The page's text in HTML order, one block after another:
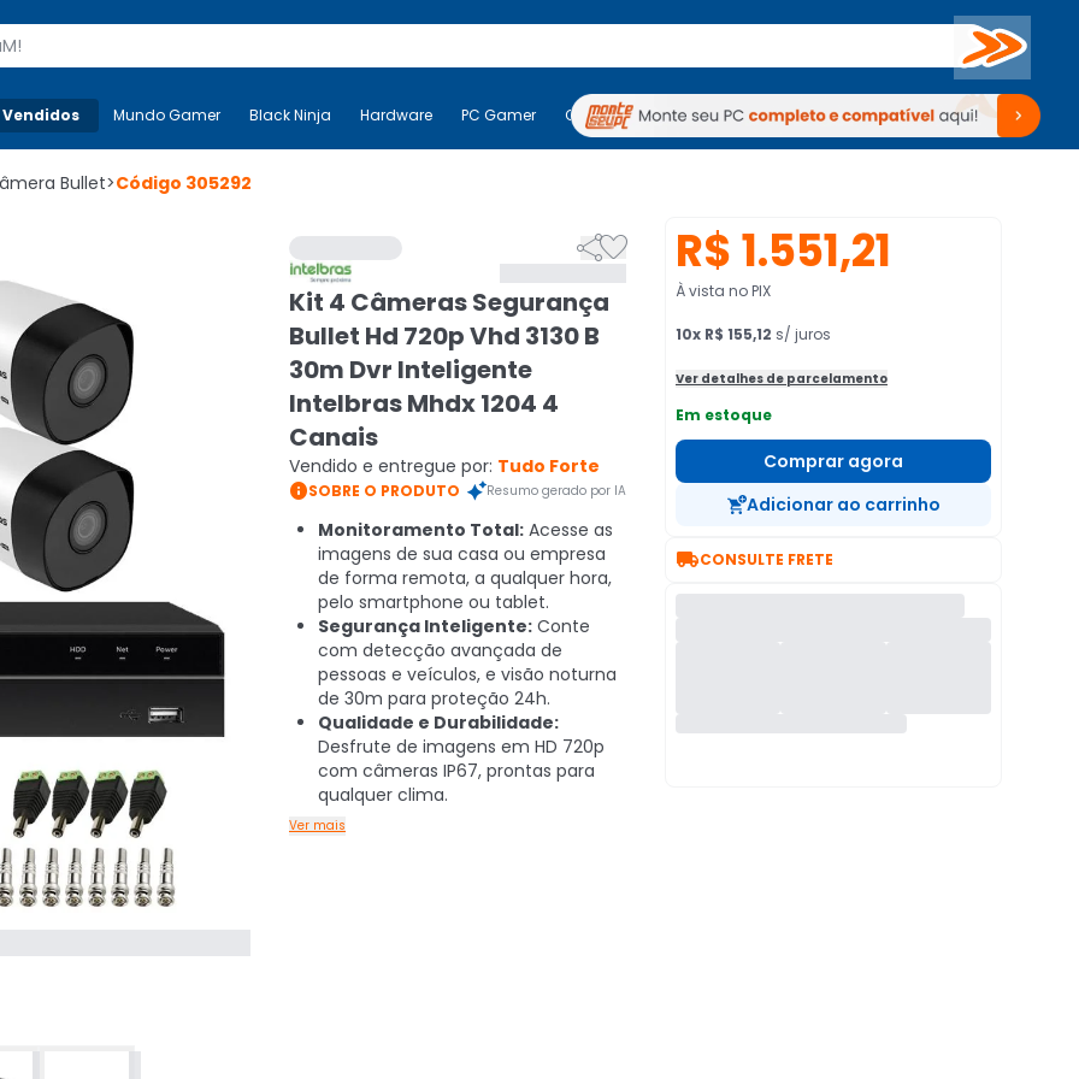
Buscar
Mais-v- Mundo Gamer Black Ninja Hardware PC Gamer Computadores Periféricos TV Venda no KaBuM!
Mundo Gamer Black Ninja Hardware PC Gamer Computadores Periféricos TV Venda no KaBuM!
Bullet>Código 305292

Kit 4 Câmeras Segurança
Bullet Hd 720p Vhd 3130 B
30m Dvr Inteligente
Intelbras Mhdx 1204 4
Canais
Vendido e entregue por: Tudo Forte
SOBRE O PRODUTO Resumo gerado por IA
Monitoramento Total: Acesse as
imagens de sua casa ou empresa
de forma remota, a qualquer hora,
pelo smartphone ou tablet.
Segurança Inteligente: Conte
com detecção avançada de
pessoas e veículos, e visão noturna
de 30m para proteção 24h.
Qualidade e Durabilidade:
Desfrute de imagens em HD 720p
com câmeras IP67, prontas para
qualquer clima.
Ver mais
R$ 1.551,21
À vista no PIX
10x R$ 155,12 s/ juros
Ver detalhes de parcelamento
Em estoque
Comprar agora
Adicionar ao carrinho
CONSULTE FRETE